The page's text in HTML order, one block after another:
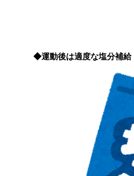
◆運動後は適度な塩分補給